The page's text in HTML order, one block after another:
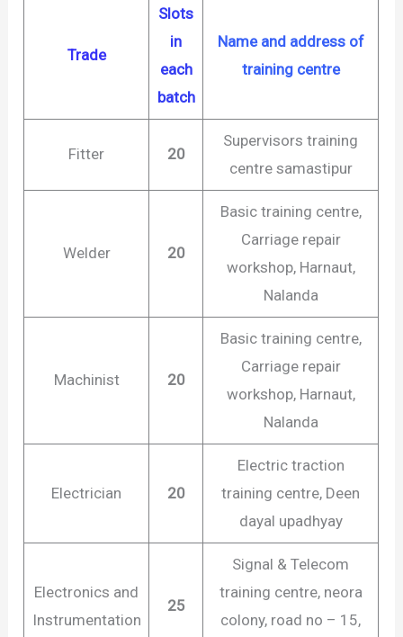
Trade
Slots
in
each
batch
Name and address of
training centre
Fitter 20
Supervisors training
centre samastipur
Welder 20
Basic training centre,
Carriage repair
workshop, Harnaut,
Nalanda
Machinist 20
Basic training centre,
Carriage repair
workshop, Harnaut,
Nalanda
Electrician 20
Electric traction
training centre, Deen
dayal upadhyay
Electronics and
Instrumentation
25
Signal & Telecom
training centre, neora
colony, road no – 15,